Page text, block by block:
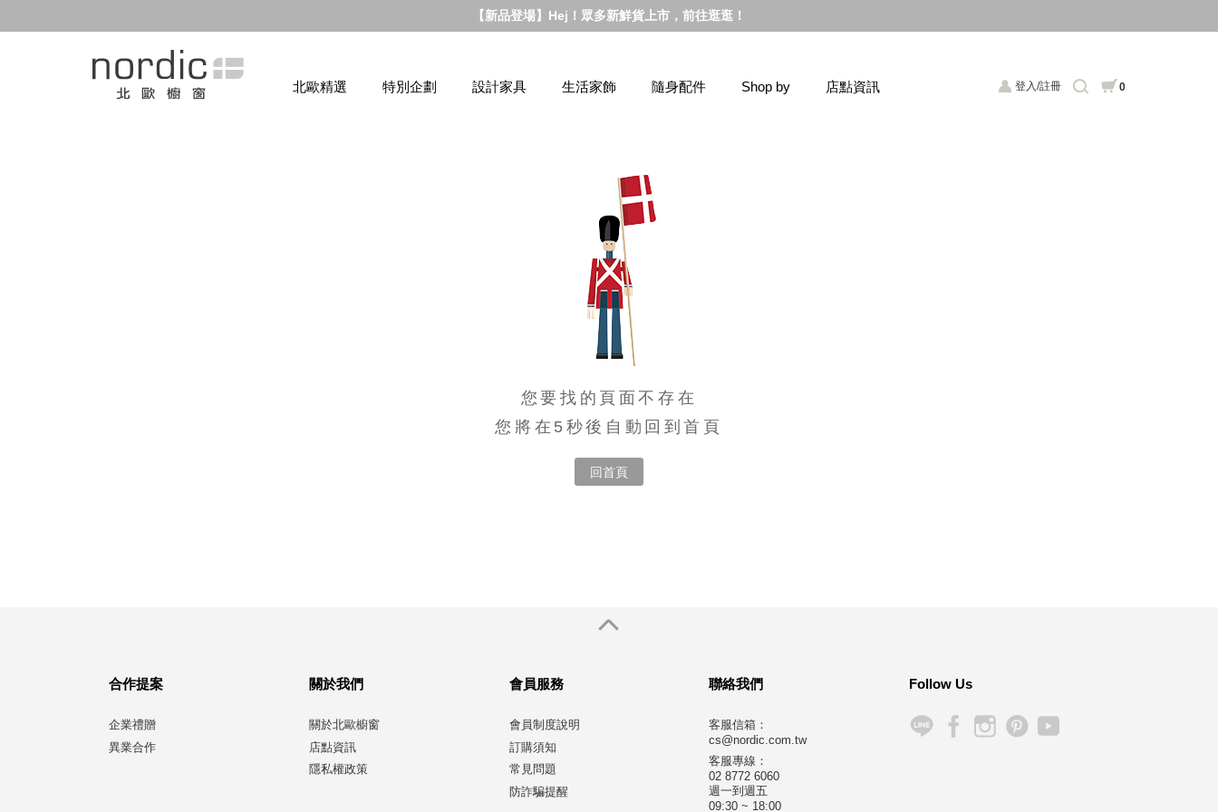
【新品登場】Hej！眾多新鮮貨上市，前往逛逛！
登入/註冊 0
北歐精選 特別企劃 設計家具 生活家飾 隨身配件 Shop by 店點資訊
您要找的頁面不存在
您將在5秒後自動回到首頁
回首頁
合作提案
企業禮贈
異業合作
關於我們
關於北歐櫥窗
店點資訊
隱私權政策
會員服務
會員制度說明
訂購須知
常見問題
防詐騙提醒
聯絡我們
客服信箱：
cs@nordic.com.tw
客服專線：
02 8772 6060
週一到週五
09:30 ~ 18:00
Follow Us